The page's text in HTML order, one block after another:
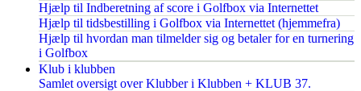
Hjælp til Indberetning af score i Golfbox via Internettet
Hjælp til tidsbestilling i Golfbox via Internettet (hjemmefra)
Hjælp til hvordan man tilmelder sig og betaler for en turnering
i Golfbox
Klub i klubben
Samlet oversigt over Klubber i Klubben + KLUB 37.